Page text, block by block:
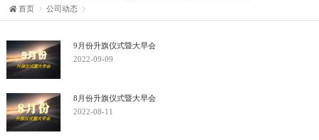
首页  公司动态 
9月份升旗仪式暨大早会
2022-09-09
8月份升旗仪式暨大早会
2022-08-11